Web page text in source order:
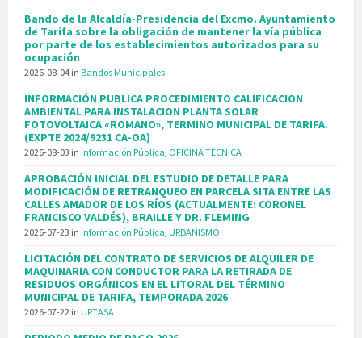
Bando de la Alcaldía-Presidencia del Excmo. Ayuntamiento
de Tarifa sobre la obligación de mantener la vía pública
por parte de los establecimientos autorizados para su
ocupación
2026-08-04 in Bandos Municipales
INFORMACIÓN PUBLICA PROCEDIMIENTO CALIFICACION
AMBIENTAL PARA INSTALACION PLANTA SOLAR
FOTOVOLTAICA «ROMANO», TERMINO MUNICIPAL DE TARIFA.
(EXPTE 2024/9231 CA-OA)
2026-08-03 in Información Pública, OFICINA TÉCNICA
APROBACIÓN INICIAL DEL ESTUDIO DE DETALLE PARA
MODIFICACIÓN DE RETRANQUEO EN PARCELA SITA ENTRE LAS
CALLES AMADOR DE LOS RÍOS (ACTUALMENTE: CORONEL
FRANCISCO VALDÉS), BRAILLE Y DR. FLEMING
2026-07-23 in Información Pública, URBANISMO
LICITACIÓN DEL CONTRATO DE SERVICIOS DE ALQUILER DE
MAQUINARIA CON CONDUCTOR PARA LA RETIRADA DE
RESIDUOS ORGÁNICOS EN EL LITORAL DEL TÉRMINO
MUNICIPAL DE TARIFA, TEMPORADA 2026
2026-07-22 in URTASA